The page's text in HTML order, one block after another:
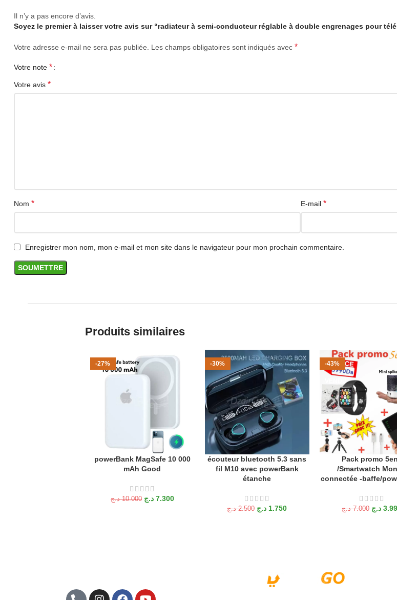
Il n’y a pas encore d’avis.
Soyez le premier à laisser votre avis sur “radiateur à semi-conducteur réglable à double engrenages pour
Votre adresse e-mail ne sera pas publiée. Les champs obligatoires sont indiqués avec *
Votre note *
Votre avis *
Nom * E-mail *
Enregistrer mon nom, mon e-mail et mon site dans le navigateur pour mon prochain commentaire.
Produits similaires
-27%
AJOUTER AU PANIER
powerBank MagSafe 10 000
mAh Good
10.000 د.ج 7.300 د.ج
-30%
AJOUTER AU PANIER
écouteur bluetooth 5.3 sans
fil M10 avec powerBank
étanche
2.500 د.ج 1.750 د.ج
-43%
VENDU
LIRE LA SUITE
Pack promo
/Smartwatch
connectée -baffe/
7.000 د.ج د.ج